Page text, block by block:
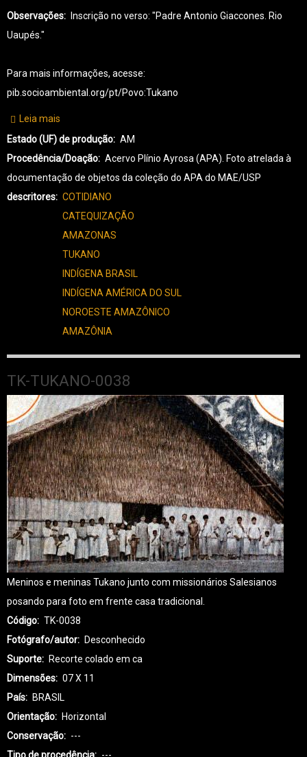
Observações
Inscrição no verso: "Padre Antonio Giaccones. Rio
Uaupés."
Para mais informações, acesse:
pib.socioambiental.org/pt/Povo:Tukano
Leia mais
TK-
TUKANO-
0043
Estado (UF) de produção
AM
Procedência/Doação
Acervo Plínio Ayrosa (APA). Foto atrelada à
documentação de objetos da coleção do APA do MAE/USP
descritores
COTIDIANO
CATEQUIZAÇÃO
AMAZONAS
TUKANO
INDÍGENA BRASIL
INDÍGENA AMÉRICA DO SUL
NOROESTE AMAZÔNICO
AMAZÔNIA
TK-TUKANO-0038
Meninos e meninas Tukano junto com missionários Salesianos
posando para foto em frente casa tradicional.
Código
TK-0038
Fotógrafo/autor
Desconhecido
Suporte
Recorte colado em ca
Dimensões
07 X 11
País
BRASIL
Orientação
Horizontal
Conservação
---
Tipo de procedência
---